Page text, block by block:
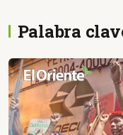
Palabra